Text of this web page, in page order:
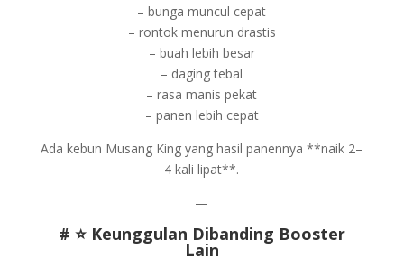
– bunga muncul cepat
– rontok menurun drastis
– buah lebih besar
– daging tebal
– rasa manis pekat
– panen lebih cepat
Ada kebun Musang King yang hasil panennya **naik 2–
4 kali lipat**.
—
# ⭐ Keunggulan Dibanding Booster
Lain